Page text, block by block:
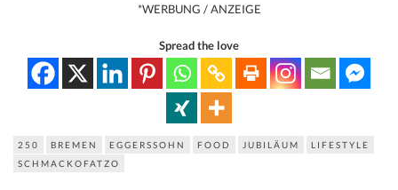
*WERBUNG / ANZEIGE
Spread the love
250 BREMEN EGGERSSOHN FOOD JUBILÄUM
LIFESTYLE
SCHMACKOFATZO